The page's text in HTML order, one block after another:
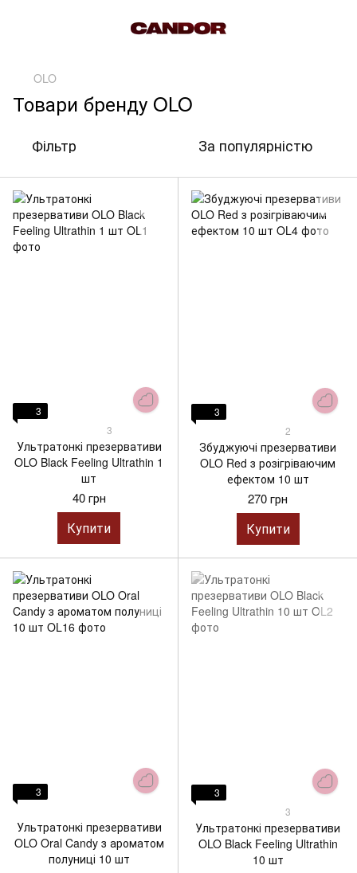
OLO
Товари бренду OLO
Фільтр За популярністю
3
3
Ультратонкі презервативи
OLO Black Feeling Ultrathin 1
шт
40 грн
Купити
3
2
Збуджуючі презервативи
OLO Red з розігріваючим
ефектом 10 шт
270 грн
Купити
3
Ультратонкі презервативи
OLO Oral Candy з ароматом
полуниці 10 шт
3
3
Ультратонкі презервативи
OLO Black Feeling Ultrathin
10 шт